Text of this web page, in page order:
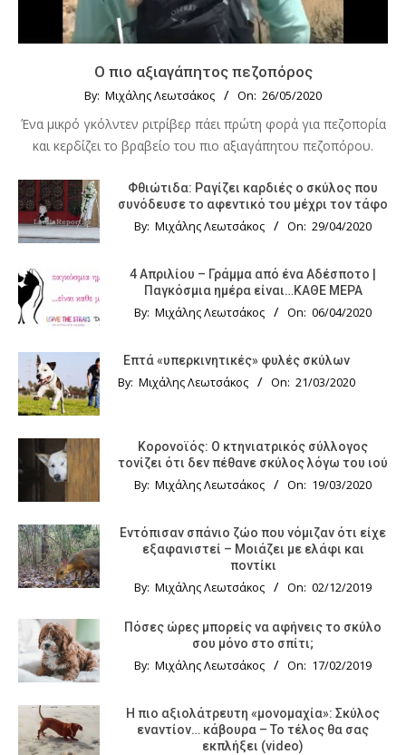
Ο πιο αξιαγάπητος πεζοπόρος
By: Μιχάλης Λεωτσάκος On: 26/05/2020
Ένα μικρό γκόλντεν ριτρίβερ πάει πρώτη φορά για πεζοπορία
και κερδίζει το βραβείο του πιο αξιαγάπητου πεζοπόρου.
Φθιώτιδα: Ραγίζει καρδιές ο σκύλος που
συνόδευσε το αφεντικό του μέχρι τον τάφο
By: Μιχάλης Λεωτσάκος On: 29/04/2020
4 Απριλίου – Γράμμα από ένα Αδέσποτο |
Παγκόσμια ημέρα είναι…ΚΑΘΕ ΜΕΡΑ
By: Μιχάλης Λεωτσάκος On: 06/04/2020
Επτά «υπερκινητικές» φυλές σκύλων
By: Μιχάλης Λεωτσάκος On: 21/03/2020
Κορονοϊός: Ο κτηνιατρικός σύλλογος
τονίζει ότι δεν πέθανε σκύλος λόγω του ιού
By: Μιχάλης Λεωτσάκος On: 19/03/2020
Εντόπισαν σπάνιο ζώο που νόμιζαν ότι είχε
εξαφανιστεί – Μοιάζει με ελάφι και
ποντίκι
By: Μιχάλης Λεωτσάκος On: 02/12/2019
Πόσες ώρες μπορείς να αφήνεις το σκύλο
σου μόνο στο σπίτι;
By: Μιχάλης Λεωτσάκος On: 17/02/2019
Η πιο αξιολάτρευτη «μονομαχία»: Σκύλος
εναντίον… κάβουρα – Το τέλος θα σας
εκπλήξει (video)